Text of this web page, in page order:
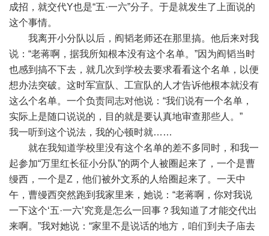
成招，就交代Y也是“五·一六”分子。于是就发生了上面说的
这个事情。
我离开小分队以后，阎韬老师还在那里搞。他后来对我
说：“老蒋啊，据我所知根本没有这个名单。”因为阎韬当时
也感到搞不下去，就几次到学校去要求看看这个名单，以便
想办法突破。这时军宣队、工宣队的人才告诉他根本就没有
这么个名单。一个负责同志对他说：“我们说有一个名单，
实际上是随口说说的，目的就是要认真地审查那些人。”
我一听到这个说法，我的心顿时就……
就在我知道学校里没有这个名单的差不多同时，和我一
起参加“万里红长征小分队”的两个人被圈起来了，一个是曹
缦西，一个是Z，他们被外文系的人给圈起来了。一天中
午，曹缦西突然跑到我家里来，她说：“老蒋啊，你对我说
一下这个‘五·一六’究竟是怎么一回事？我知道了才能交代出
来啊。”我对她说：“家里不是说话的地方，咱们到夫子庙去